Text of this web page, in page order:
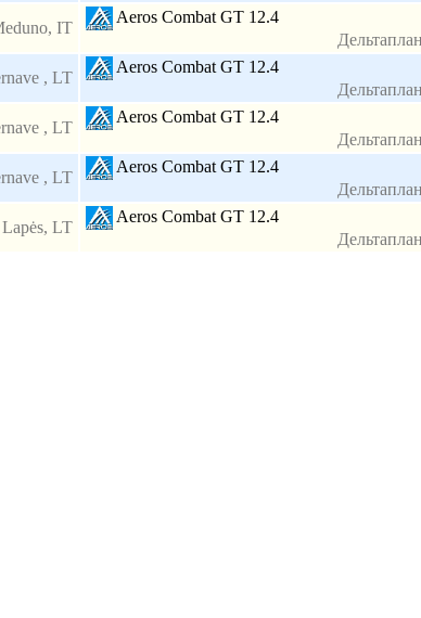
IT
Aeros Combat GT 12.4
Дельтаплан
, LT
Aeros Combat GT 12.4
Дельтаплан
, LT
Aeros Combat GT 12.4
Дельтаплан
, LT
Aeros Combat GT 12.4
Дельтаплан
LT
Aeros Combat GT 12.4
Дельтаплан